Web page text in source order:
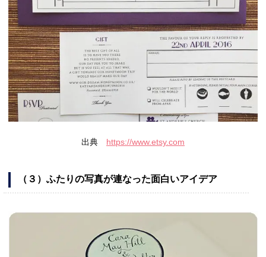
出典 https://www.etsy.com
（３）ふたりの写真が連なった面白いアイデア